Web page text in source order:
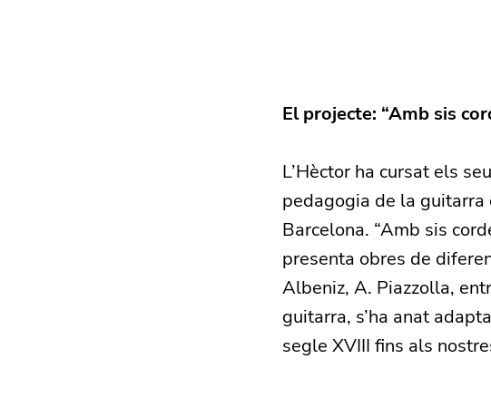
El projecte: “Amb sis
L’Hèctor ha cursat els
pedagogia de la guitarra
Barcelona. “Amb sis
presenta obres de
Albeniz, A. Piazzolla,
guitarra, s’ha anat
segle XVIII fins als